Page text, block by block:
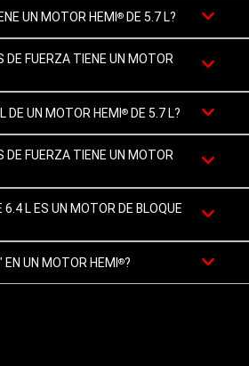
UN MOTOR HEMI ® DE 5.7 L?
DE FUERZA TIENE UN MOTOR
DE UN MOTOR HEMI ® DE 5.7 L?
DE FUERZA TIENE UN MOTOR
6.4 L ES UN MOTOR DE BLOQUE
EN UN MOTOR HEMI ®?